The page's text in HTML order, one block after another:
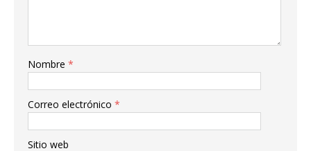
Nombre *
Correo electrónico *
Sitio web